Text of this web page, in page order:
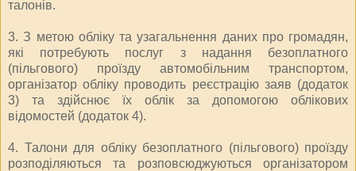
талонів.
3. З метою обліку та узагальнення даних про громадян,
які потребують послуг з надання безоплатного
(пільгового) проїзду автомобільним транспортом,
організатор обліку проводить реєстрацію заяв (додаток
3) та здійснює їх облік за допомогою облікових
відомостей (додаток 4).
4. Талони для обліку безоплатного (пільгового) проїзду
розподіляються та розповсюджуються організатором